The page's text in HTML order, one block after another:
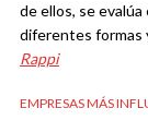
de ellos, se
diferentes formas
Rappi
EMPRESAS MÁS